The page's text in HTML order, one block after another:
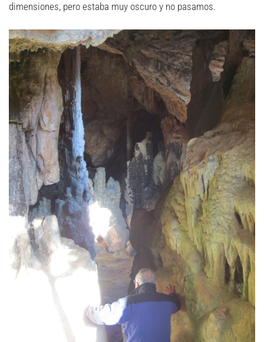
dimensiones, pero estaba muy oscuro y no pasamos.